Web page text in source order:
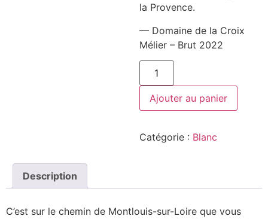
la Provence.
— Domaine de la Croix
Mélier – Brut 2022
quantité
Domaine
Croix
-
Brut
Ajouter au panier
Catégorie : Blanc
Description
C’est sur le chemin de Montlouis-sur-Loire que vous